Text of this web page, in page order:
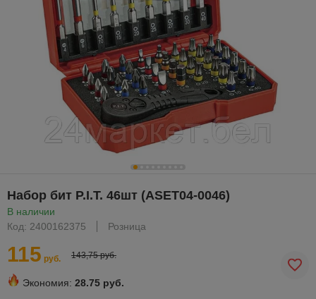
Набор бит P.I.T. 46шт (ASET04-0046)
В наличии
Код: 2400162375
Розница
115 руб. 143,75 руб.
Экономия: 28.75 руб.